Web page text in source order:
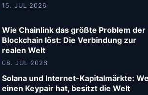
15. JUL 2026
Wie Chainlink das größte Problem der
Blockchain löst: Die Verbindung zur
realen Welt
08. JUL 2026
Solana und Internet-Kapitalmärkte:
einen Keypair hat, besitzt die Welt